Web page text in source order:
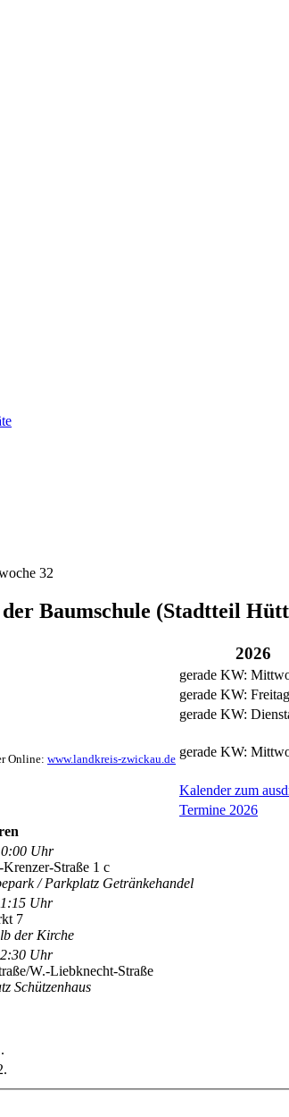
32
Baumschule (Stadtteil
2026
gerade KW:
gerade KW: Freitag
gerade KW:
Online: www.landkreis-zwickau.de
gerade KW:
Kalender zum
Termine 2026
Uhr
Straße 1 c
/ Parkplatz Getränkehandel
Uhr
7
der Kirche
Uhr
W.-Liebknecht-Straße
Schützenhaus